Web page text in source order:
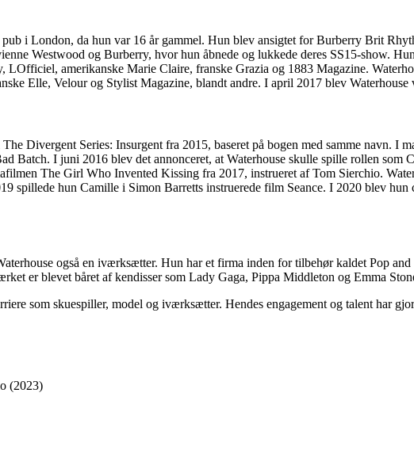
i London, da hun var 16 år gammel. Hun blev ansigtet for Burberry Brit
Westwood og Burberry, hvor hun åbnede og lukkede deres SS15-show.
amerikanske Marie Claire, franske Grazia og 1883 Magazine.
Elle, Velour og Stylist Magazine, blandt andre. I april 2017 blev
Divergent Series: Insurgent fra 2015, baseret på bogen med samme navn. I
Batch. I juni 2016 blev det annonceret, at Waterhouse skulle spille rollen som
The Girl Who Invented Kissing fra 2017, instrueret af Tom Sierchio.
spillede hun Camille i Simon Barretts instruerede film Seance. I 2020 blev
også en iværksætter. Hun har et firma inden for tilbehør kaldet Pop
er blevet båret af kendisser som Lady Gaga, Pippa Middleton og Emma
som skuespiller, model og iværksætter. Hendes engagement og talent har
(2023)